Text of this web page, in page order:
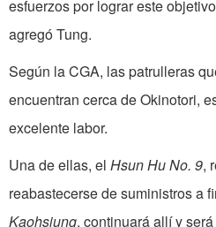
esfuerzos por lograr este
agregó Tung.
Según la CGA, las patrulleras
encuentran cerca de Okinotori,
excelente labor.
Una de ellas, el Hsun Hu No. 9,
reabastecerse de suministros a
Kaohsiung, continuará allí y